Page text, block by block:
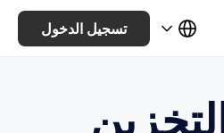
تسجيل الدخول